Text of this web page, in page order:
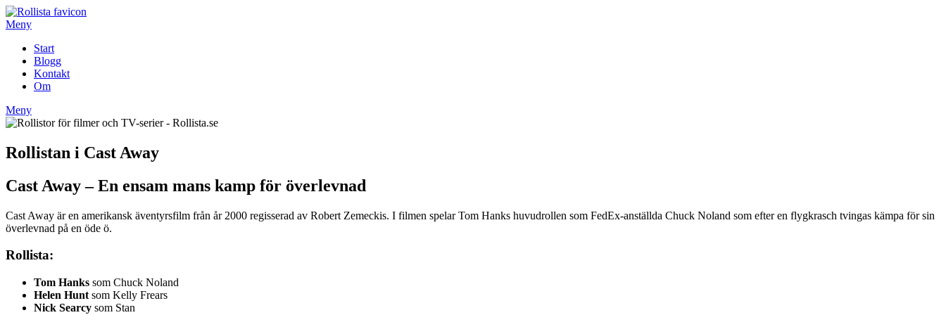
Hoppa
till
Meny
Start
Blogg
Kontakt
Om
Meny
Rollistan i Cast Away
Cast Away – En ensam mans kamp för överlevnad
Cast Away är en amerikansk äventyrsfilm från år 2000 regisserad av Robert Zemeckis. I filmen spelar Tom Hanks huvudrollen som FedEx-anställda Chuck Noland som efter en flygkrasch tvingas kämpa för sin
överlevnad på en öde ö.
Rollista:
Tom Hanks som Chuck Noland
Helen Hunt som Kelly Frears
Nick Searcy som Stan